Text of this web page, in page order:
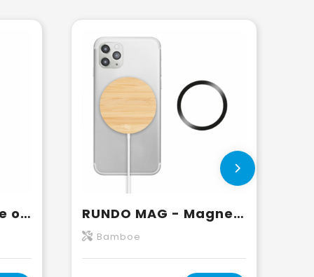
TWING - Draadloze oplader recycled ABS RUNDO MAG - Magnetische draadloze oplader
Bamboe